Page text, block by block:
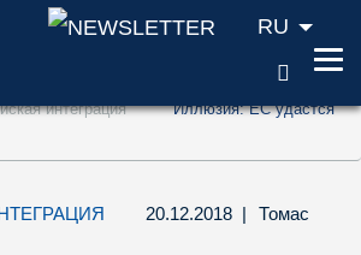
(ключ доступа
(ключ доступа '2')
RU
интеграция
Иллюзия: ЕС удастся
20.12.2018 |
Томас